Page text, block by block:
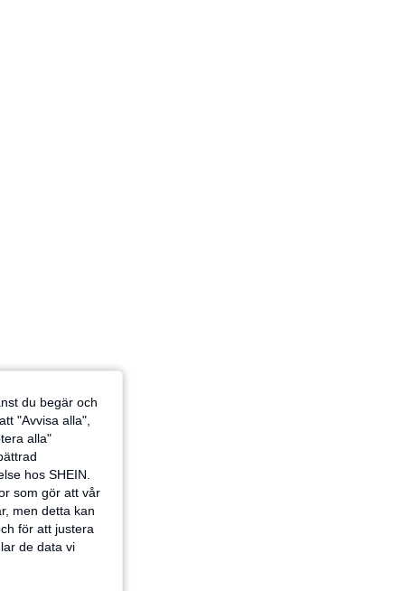
du begär och
"Avvisa alla",
alla"
hos SHEIN.
som gör att vår
men detta kan
för att justera
de data vi